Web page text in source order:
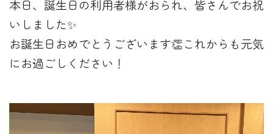
本日、誕生日の利用者様がおられ、皆さんでお祝
いしました✨
お誕生日おめでとうございます👏これからも元気
にお過ごしください！